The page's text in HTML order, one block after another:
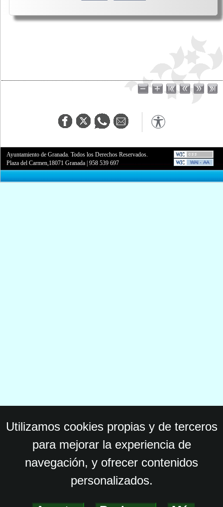
Ayuntamiento de Granada. Todos los Derechos Reservados.
Plaza del Carmen,18071 Granada |958 539 697
Utilizamos cookies propias y de terceros
para mejorar la experiencia de
navegación, y ofrecer contenidos
personalizados.